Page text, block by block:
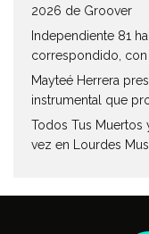
2026 de Groover
Independiente 81
correspondido, con
Mayteé Herrera
instrumental que
Todos Tus
vez en Lourdes